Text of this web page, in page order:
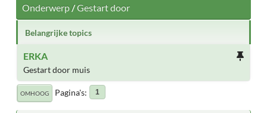
Onderwerp/Gestart door
Belangrijke topics
ERKA
Gestart door muis
OMHOOG Pagina's 1